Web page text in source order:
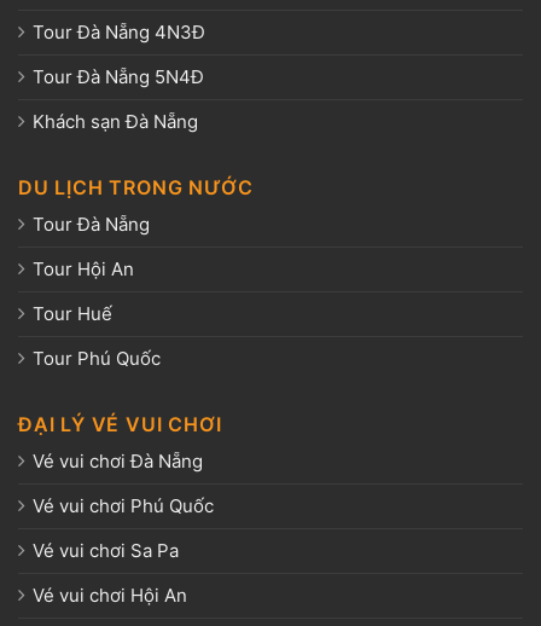
Tour Đà Nẵng 4N3Đ
Tour Đà Nẵng 5N4Đ
Khách sạn Đà Nẵng
DU LỊCH TRONG NƯỚC
Tour Đà Nẵng
Tour Hội An
Tour Huế
Tour Phú Quốc
ĐẠI LÝ VÉ VUI CHƠI
Vé vui chơi Đà Nẵng
Vé vui chơi Phú Quốc
Vé vui chơi Sa Pa
Vé vui chơi Hội An